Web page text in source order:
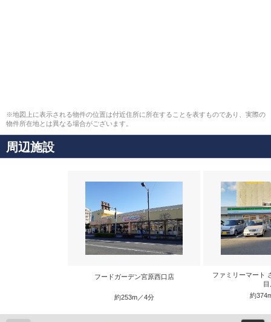
※地図上に表示される物件の位置は付近住所に所在することを表すものであり、実際の
物件所在地とは異なる場合がございます。
周辺施設
フードガーデン宮原西口店
約253m／4分
ファミリーマート
目
約